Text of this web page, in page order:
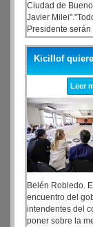
Ciudad de
Javier
Presidente
Kicillof
Leer
Belén Robledo.
encuentro del
intendentes del
poner sobre la